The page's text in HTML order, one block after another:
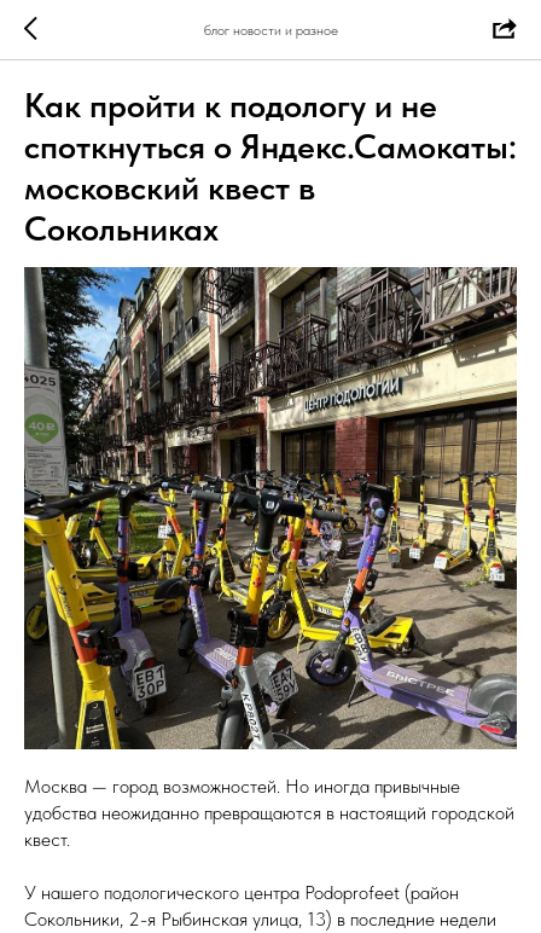
блог новости и разное
Как пройти к подологу и не
споткнуться о Яндекс.Самокаты:
московский квест в
Сокольниках
Москва — город возможностей. Но иногда привычные
удобства неожиданно превращаются в настоящий городской
квест.
У нашего подологического центра Podoprofeet (район
Сокольники, 2-я Рыбинская улица, 13) в последние недели